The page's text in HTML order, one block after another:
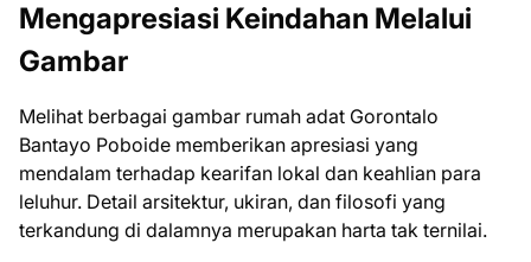
Mengapresiasi Keindahan Melalui
Gambar
Melihat berbagai gambar rumah adat Gorontalo
Bantayo Poboide memberikan apresiasi yang
mendalam terhadap kearifan lokal dan keahlian para
leluhur. Detail arsitektur, ukiran, dan filosofi yang
terkandung di dalamnya merupakan harta tak ternilai.